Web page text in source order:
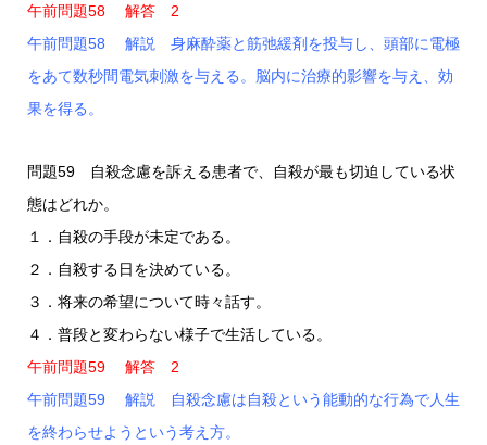
午前問題58 解答 2
午前問題58 解説 身麻酔薬と筋弛緩剤を投与し、頭部に電極
をあて数秒間電気刺激を与える。脳内に治療的影響を与え、効
果を得る。
問題59 自殺念慮を訴える患者で、自殺が最も切迫している状
態はどれか。
１．自殺の手段が未定である。
２．自殺する日を決めている。
３．将来の希望について時々話す。
４．普段と変わらない様子で生活している。
午前問題59 解答 2
午前問題59 解説 自殺念慮は自殺という能動的な行為で人生
を終わらせようという考え方。